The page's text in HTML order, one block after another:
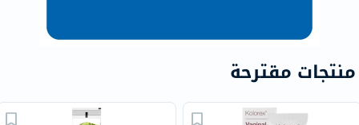
منتجات مقترحة